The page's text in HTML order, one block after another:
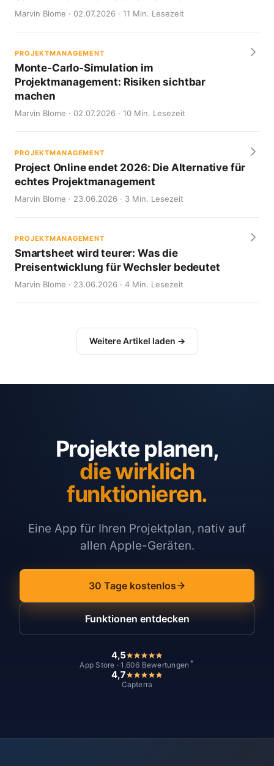
Marvin Blome · 02.07.2026 · 11 Min. Lesezeit
PROJEKTMANAGEMENT
Monte-Carlo-Simulation im
Projektmanagement: Risiken sichtbar
machen
Marvin Blome · 02.07.2026 · 10 Min. Lesezeit
PROJEKTMANAGEMENT
Project Online endet 2026: Die Alternative für
echtes Projektmanagement
Marvin Blome · 23.06.2026 · 3 Min. Lesezeit
PROJEKTMANAGEMENT
Smartsheet wird teurer: Was die
Preisentwicklung für Wechsler bedeutet
Marvin Blome · 23.06.2026 · 4 Min. Lesezeit
Weitere Artikel laden →
Projekte planen,
die wirklich
funktionieren.
Eine App für Ihren Projektplan, nativ auf
allen Apple-Geräten.
30 Tage kostenlos
Funktionen entdecken
4,5
App Store · 1.606 Bewertungen *
4,7
Capterra